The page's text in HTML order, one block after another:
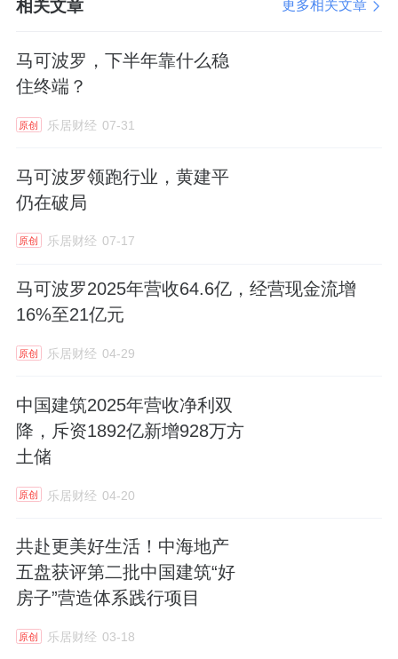
相关文章 更多相关文章
马可波罗，下半年靠什么稳
住终端？
原创 乐居财经 07-31
马可波罗领跑行业，黄建平
仍在破局
原创 乐居财经 07-17
马可波罗2025年营收64.6亿，经营现金流增
16%至21亿元
原创 乐居财经 04-29
中国建筑2025年营收净利双
降，斥资1892亿新增928万方
土储
原创 乐居财经 04-20
共赴更美好生活！中海地产
五盘获评第二批中国建筑“好
房子”营造体系践行项目
原创 乐居财经 03-18